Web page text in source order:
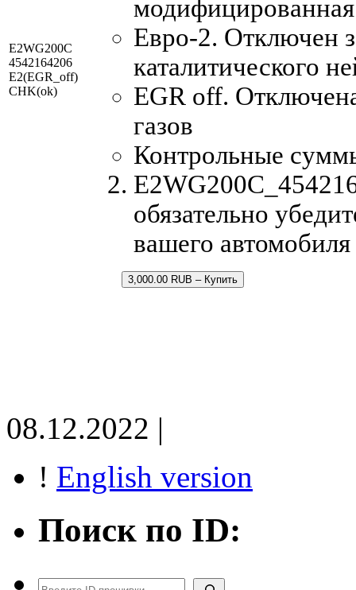
E2WG200C
4542164206
E2(EGR_off)
CHK(ok)
Евро-2. Отключен
каталитического
EGR off.
газов
Контрольные
обязательно
вашего автомобиля
3,000.00 RUB – Купить
08.12.2022 |
! English version
Поиск по ID:
Поиск